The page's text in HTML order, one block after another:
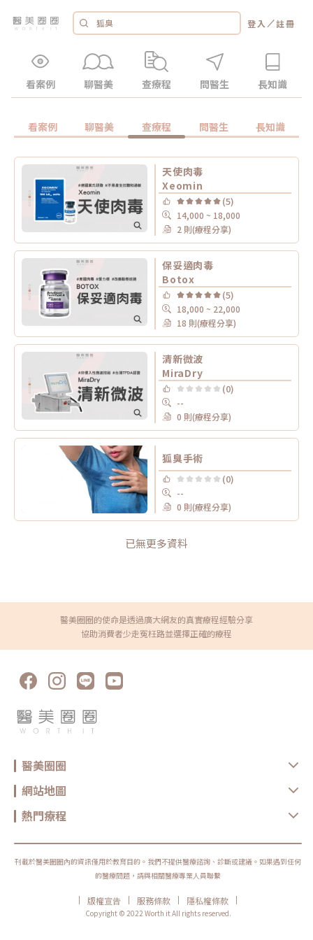
登入 ／註冊
看案例 聊醫美 查療程 問醫生 長知識
看案例 聊醫美 查療程 問醫生 長知識
天使肉毒
Xeomin
(5)
14,000 ~ 18,000
2 則(療程分享)
保妥適肉毒
Botox
(5)
18,000 ~ 22,000
18 則(療程分享)
清新微波
MiraDry
(0)
--
0 則(療程分享)
狐臭手術
(0)
--
0 則(療程分享)
已無更多資料
醫美圈圈的使命是透過廣大網友的真實療程經驗分享
協助消費者少走冤枉路並選擇正確的療程
醫美圈圈
網站地圖
熱門療程
刊載於醫美圈圈內的資訊僅用於教育目的。我們不提供醫療諮詢、診斷或建議。如果遇到任何
的醫療問題，請與相關醫療專業人員聯繫
| 版權宣告 | 服務條款 | 隱私權條款
|
Copyright © 2022 Worth it All rights reserved.